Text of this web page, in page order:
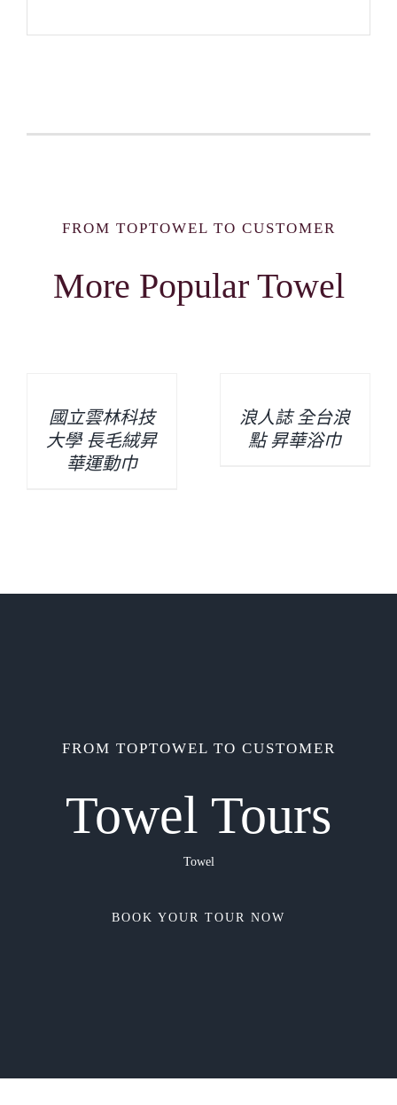
FROM TOPTOWEL TO CUSTOMER
More Popular Towel
國立雲林科技
大學 長毛絨昇
華運動巾
浪人誌 全台浪
點 昇華浴巾
FROM TOPTOWEL TO CUSTOMER
Towel Tours
Towel
BOOK YOUR TOUR NOW